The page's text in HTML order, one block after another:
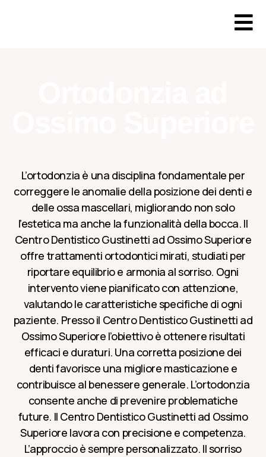
L’ortodonzia è una disciplina fondamentale per
correggere le anomalie della posizione dei denti e
delle ossa mascellari, migliorando non solo
l’estetica ma anche la funzionalità della bocca. Il
Centro Dentistico Gustinetti ad Ossimo Superiore
offre trattamenti ortodontici mirati, studiati per
riportare equilibrio e armonia al sorriso. Ogni
intervento viene pianificato con attenzione,
valutando le caratteristiche specifiche di ogni
paziente. Presso il Centro Dentistico Gustinetti ad
Ossimo Superiore l’obiettivo è ottenere risultati
efficaci e duraturi. Una corretta posizione dei
denti favorisce una migliore masticazione e
contribuisce al benessere generale. L’ortodonzia
consente anche di prevenire problematiche
future. Il Centro Dentistico Gustinetti ad Ossimo
Superiore lavora con precisione e competenza.
L’approccio è sempre personalizzato. Il sorriso